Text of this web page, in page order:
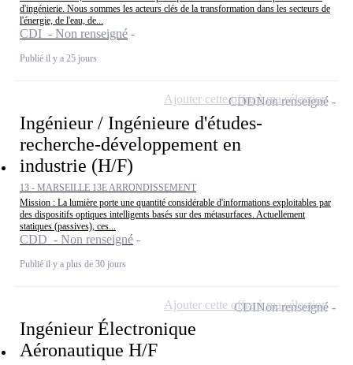
d'ingénierie. Nous sommes les acteurs clés de la transformation dans les secteurs de
l'énergie, de l'eau, de...
CDI - Non renseigné
Publié il y a 25 jours
Ingénieur / Ingénieure d'études-
recherche-développement en
industrie (H/F)
13 - MARSEILLE 13E ARRONDISSEMENT
Mission : La lumière porte une quantité considérable d'informations exploitables par
des dispositifs optiques intelligents basés sur des métasurfaces. Actuellement
statiques (passives), ces...
CDD - Non renseigné
Publié il y a plus de 30 jours
CDDNon renseigné
Ajouter cette offre à ma sélection
Ingénieur Électronique
Aéronautique H/F
CDINon renseigné
Ajouter cette offre à ma sélection